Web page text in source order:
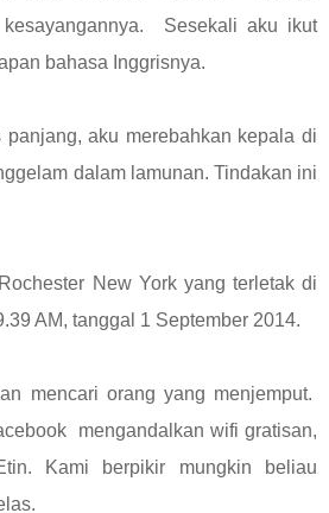
Sesekali aku ikut
bahasa Inggrisnya.
panjang, aku merebahkan kepala di
dalam lamunan. Tindakan ini
New York yang terletak di
AM, tanggal 1 September 2014.
mencari orang yang menjemput.
mengandalkan wifi gratisan,
Kami berpikir mungkin beliau